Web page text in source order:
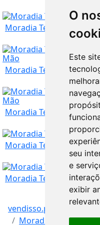
O
Este
seu
e
exibir
Moradia Térrea T2/
Moradia Térrea T2/
Moradia Térrea T2/
Moradia Térrea T2/
Moradia Térrea T2/
vendisso.pt
Moradias / Casas